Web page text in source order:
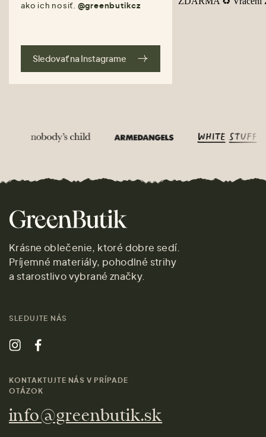
ako ich nosiť. @greenbutikcz
Sledovať na Instagrame
Krásne oblečenie, ktoré dobre sedí.
Príjemné materiály, pohodlné strihy
a starostlivo vybrané značky.
SLEDUJTE NÁS
KONTAKTUJTE NÁS V PRÍPADE
OTÁZOK
info@greenbutik.sk